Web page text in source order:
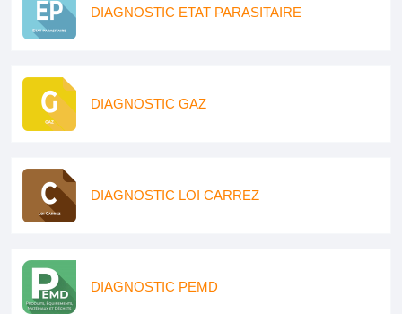
DIAGNOSTIC ETAT PARASITAIRE
DIAGNOSTIC GAZ
DIAGNOSTIC LOI CARREZ
DIAGNOSTIC PEMD